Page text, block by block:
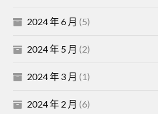
2024 年 6 月 (5)
2024 年 5 月 (2)
2024 年 3 月 (1)
2024 年 2 月 (6)